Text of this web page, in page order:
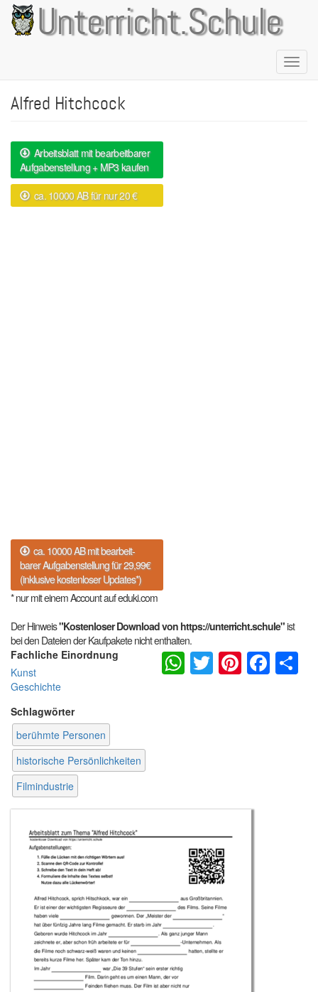
Direkt
zum
Inhalt
Unterricht.Schule
Alfred Hitchcock
Arbeitsblatt mit bearbeitbarer
Aufgabenstellung + MP3 kaufen
ca. 10000 AB für nur 20 €
ca. 10000 AB mit bearbeit-
barer Aufgabenstellung für 29,99€
(inklusive kostenloser Updates*)
* nur mit einem Account auf eduki.com
Der Hinweis"Kostenloser Download von https://unterricht.schule"ist
bei den Dateien der Kaufpakete nicht enthalten.
Fachliche Einordnung
Kunst
Geschichte
Schlagwörter
berühmte Personen
historische Persönlichkeiten
Filmindustrie
WhatsApp
Twitter